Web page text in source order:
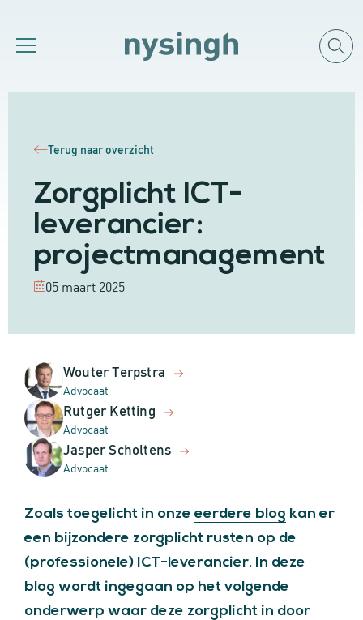
Terug naar overzicht
Zorgplicht ICT-
leverancier:
projectmanagement
05 maart 2025
Wouter Terpstra
Advocaat
Rutger Ketting
Advocaat
Jasper Scholtens
Advocaat
Zoals toegelicht in onze eerdere blog kan er
een bijzondere zorgplicht rusten op de
(professionele) ICT-leverancier. In deze
blog wordt ingegaan op het volgende
onderwerp waar deze zorgplicht in door